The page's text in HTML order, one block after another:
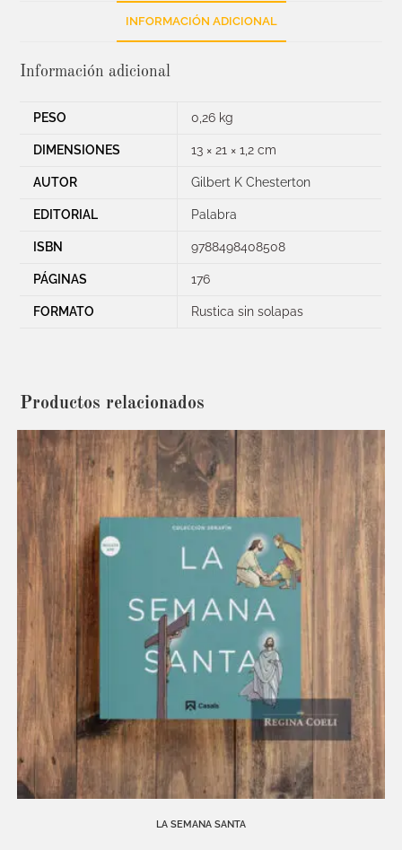
INFORMACIÓN ADICIONAL
Información adicional
PESO 0,26 kg
DIMENSIONES 13 × 21 × 1,2 cm
AUTOR Gilbert K Chesterton
EDITORIAL Palabra
ISBN 9788498408508
PÁGINAS 176
FORMATO Rustica sin solapas
Productos relacionados
LA SEMANA SANTA